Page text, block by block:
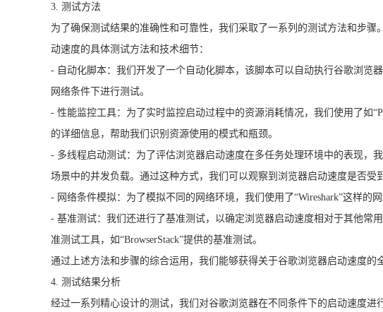
3. 测试方法
为了确保测试结果的准确性和可靠性，我们采取了一系列的测试方法和步
动速度的具体测试方法和技术细节：
- 自动化脚本：我们开发了一个自动化脚本，该脚本可以自动执行谷歌浏览
网络条件下进行测试。
- 性能监控工具：为了实时监控启动过程中的资源消耗情况，我们使用了如
的详细信息，帮助我们识别资源使用的模式和瓶颈。
- 多线程启动测试：为了评估浏览器启动速度在多任务处理环境中的表现，
场景中的并发负载。通过这种方式，我们可以观察到浏览器启动速度是否受
- 网络条件模拟：为了模拟不同的网络环境，我们使用了“Wireshark”这样
- 基准测试：我们还进行了基准测试，以确定浏览器启动速度相对于其他常
准测试工具，如“BrowserStack”提供的基准测试。
通过上述方法和步骤的综合运用，我们能够获得关于谷歌浏览器启动速度的
4. 测试结果分析
经过一系列精心设计的测试，我们对谷歌浏览器在不同条件下的启动速度进